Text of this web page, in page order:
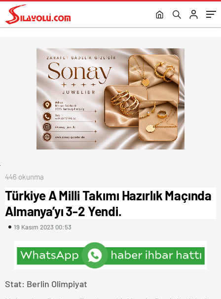
446 okunma
Türkiye A Milli Takımı Hazırlık Maçında
Almanya’yı 3-2 Yendi.
19 Kasım 2023 00:53
Stat: Berlin Olimpiyat